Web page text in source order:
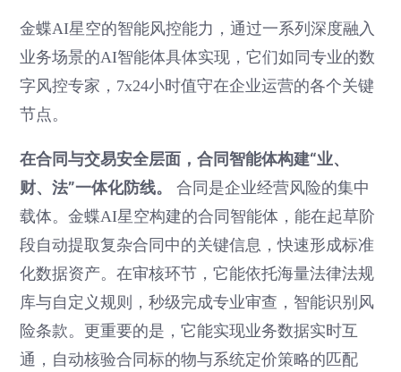
金蝶AI星空的智能风控能力，通过一系列深度融入
业务场景的AI智能体具体实现，它们如同专业的数
字风控专家，7x24小时值守在企业运营的各个关键
节点。
在合同与交易安全层面，合同智能体构建“业、
财、法”一体化防线。
合同是企业经营风险的集中
载体。金蝶AI星空构建的合同智能体，能在起草阶
段自动提取复杂合同中的关键信息，快速形成标准
化数据资产。在审核环节，它能依托海量法律法规
库与自定义规则，秒级完成专业审查，智能识别风
险条款。更重要的是，它能实现业务数据实时互
通，自动核验合同标的物与系统定价策略的匹配